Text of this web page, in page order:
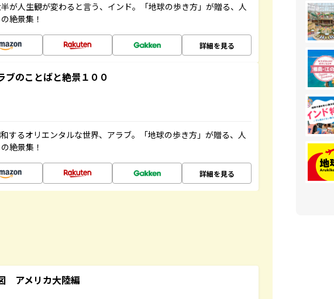
が人生観が変わると言う、インド。「地球の歩き方」が贈る、人
絶景集！
詳細を見る
ブのことばと絶景１００
するオリエンタルな世界、アラブ。「地球の歩き方」が贈る、人
絶景集！
詳細を見る
アメリカ大陸編